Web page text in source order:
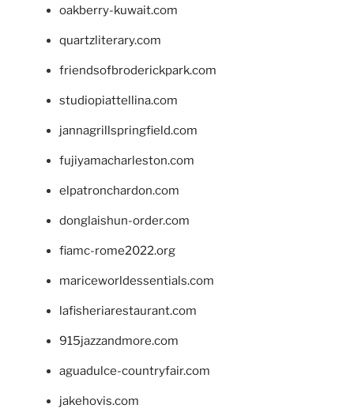
oakberry-kuwait.com
quartzliterary.com
friendsofbroderickpark.com
studiopiattellina.com
jannagrillspringfield.com
fujiyamacharleston.com
elpatronchardon.com
donglaishun-order.com
fiamc-rome2022.org
mariceworldessentials.com
lafisheriarestaurant.com
915jazzandmore.com
aguadulce-countryfair.com
jakehovis.com